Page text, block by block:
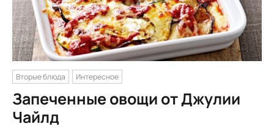
Вторые блюда Интересное
Запеченные овощи от Джулии
Чайлд